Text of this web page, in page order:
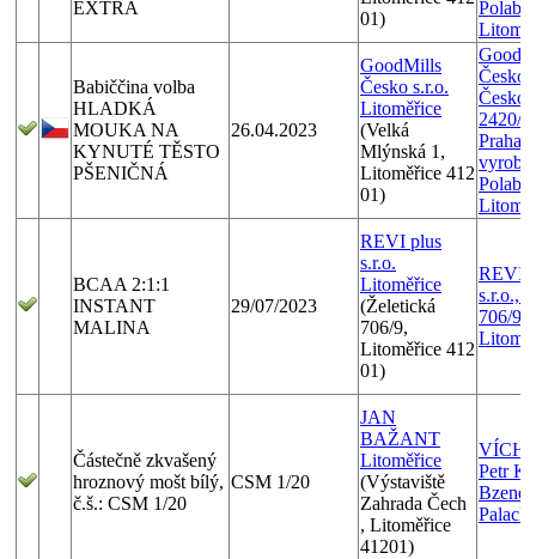
EXTRA
01)
Babiččina volba
HLADKÁ
MOUKA NA
KYNUTÉ TĚSTO
PŠENIČNÁ
26.04.2023
GoodMills
Česko s.r.o.
Litoměřice
(Velká
Mlýnská 1,
Litoměřice 412
01)
Česko
2420/
Praha
BCAA 2:1:1
INSTANT
MALINA
29/07/2023
REVI plus
s.r.o.
Litoměřice
(Želetická
706/9,
Litoměřice 412
01)
REVI
s.r.o.,
706/9,
Částečně zkvašený
hroznový mošt bílý,
č.š.: CSM 1/20
CSM 1/20
JAN
BAŽANT
Litoměřice
(Výstaviště
Zahrada Čech
, Litoměřice
41201)
Petr